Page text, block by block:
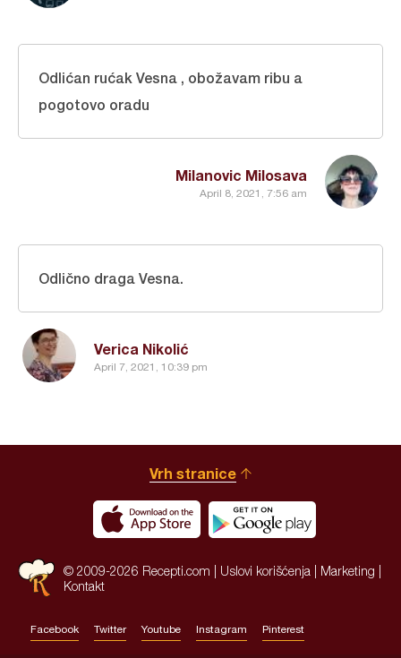
Milanovic Milosava
April 8, 2021, 7:56 am
Odlićan rućak Vesna , obožavam ribu a
pogotovo oradu
Verica Nikolić
April 7, 2021, 10:39 pm
Odlično draga Vesna.
Vrh stranice
© 2009-2026 Recepti.com | Uslovi korišćenja Marketing
Kontakt
Facebook Twitter Youtube Instagram Pinterest